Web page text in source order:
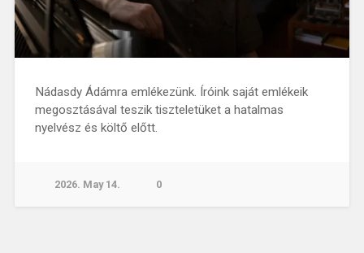
Nádasdy Ádámra emlékezünk. Íróink saját emlékeik
megosztásával teszik tiszteletüket a hatalmas
nyelvész és költő előtt.
2026. May 14. 0